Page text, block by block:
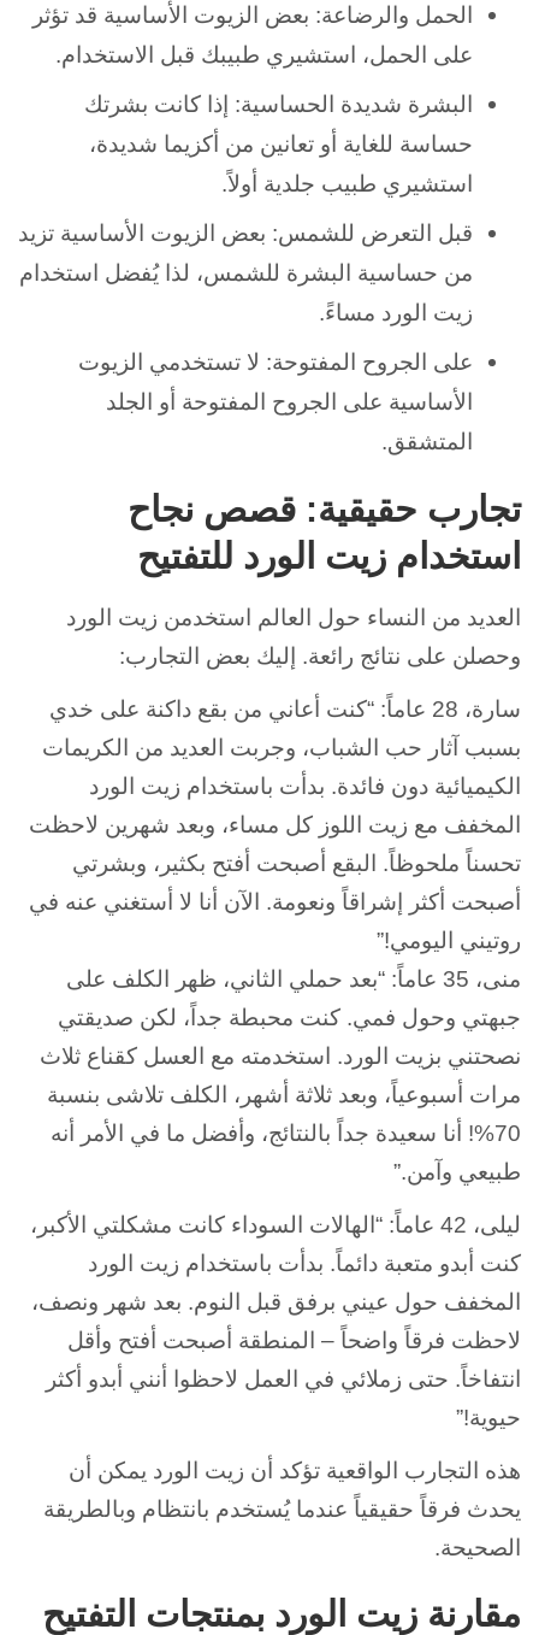
الحمل والرضاعة: بعض الزيوت الأساسية قد تؤثر
على الحمل، استشيري طبيبك قبل الاستخدام.
البشرة شديدة الحساسية: إذا كانت بشرتك
حساسة للغاية أو تعانين من أكزيما شديدة،
استشيري طبيب جلدية أولاً.
قبل التعرض للشمس: بعض الزيوت الأساسية تزيد
من حساسية البشرة للشمس، لذا يُفضل استخدام
زيت الورد مساءً.
على الجروح المفتوحة: لا تستخدمي الزيوت
الأساسية على الجروح المفتوحة أو الجلد
المتشقق.
تجارب حقيقية: قصص نجاح
استخدام زيت الورد للتفتيح
العديد من النساء حول العالم استخدمن زيت الورد
وحصلن على نتائج رائعة. إليك بعض التجارب:
سارة، 28 عاماً: “كنت أعاني من بقع داكنة على خدي
بسبب آثار حب الشباب، وجربت العديد من الكريمات
الكيميائية دون فائدة. بدأت باستخدام زيت الورد
المخفف مع زيت اللوز كل مساء، وبعد شهرين لاحظت
تحسناً ملحوظاً. البقع أصبحت أفتح بكثير، وبشرتي
أصبحت أكثر إشراقاً ونعومة. الآن أنا لا أستغني عنه في
روتيني اليومي!”
منى، 35 عاماً: “بعد حملي الثاني، ظهر الكلف على
جبهتي وحول فمي. كنت محبطة جداً، لكن صديقتي
نصحتني بزيت الورد. استخدمته مع العسل كقناع ثلاث
مرات أسبوعياً، وبعد ثلاثة أشهر، الكلف تلاشى بنسبة
70%! أنا سعيدة جداً بالنتائج، وأفضل ما في الأمر أنه
طبيعي وآمن.”
ليلى، 42 عاماً: “الهالات السوداء كانت مشكلتي الأكبر،
كنت أبدو متعبة دائماً. بدأت باستخدام زيت الورد
المخفف حول عيني برفق قبل النوم. بعد شهر ونصف،
لاحظت فرقاً واضحاً – المنطقة أصبحت أفتح وأقل
انتفاخاً. حتى زملائي في العمل لاحظوا أنني أبدو أكثر
حيوية!”
هذه التجارب الواقعية تؤكد أن زيت الورد يمكن أن
يحدث فرقاً حقيقياً عندما يُستخدم بانتظام وبالطريقة
الصحيحة.
مقارنة زيت الورد بمنتجات التفتيح